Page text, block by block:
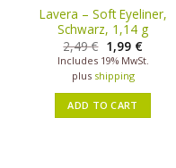
Lavera – Soft Eyeliner,
Schwarz, 1,14 g
2,49€ 1,99 €
Includes 19% MwSt.
plus shipping
ADD TO CART